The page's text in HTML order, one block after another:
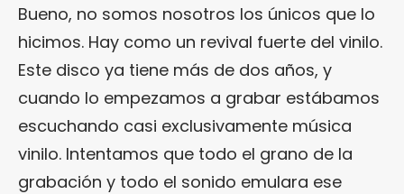
Bueno, no somos nosotros los únicos que lo
hicimos. Hay como un revival fuerte del vinilo.
Este disco ya tiene más de dos años, y
cuando lo empezamos a grabar estábamos
escuchando casi exclusivamente música
vinilo. Intentamos que todo el grano de la
grabación y todo el sonido emulara ese